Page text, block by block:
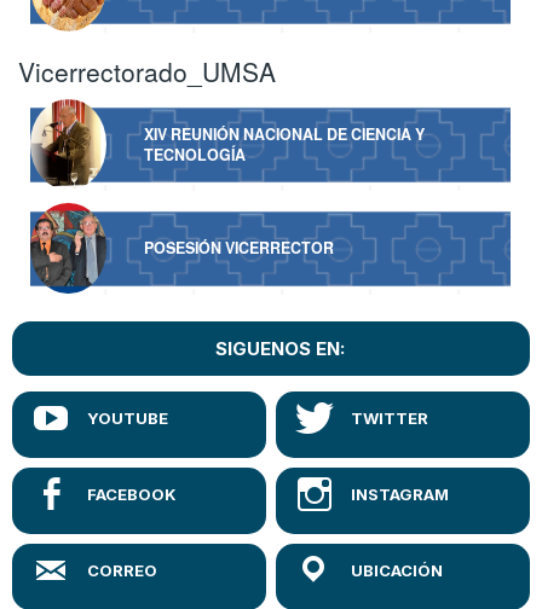
Vicerrectorado_UMSA
XIV REUNIÓN NACIONAL DE CIENCIA Y
TECNOLOGÍA
POSESIÓN VICERRECTOR
SIGUENOS EN: